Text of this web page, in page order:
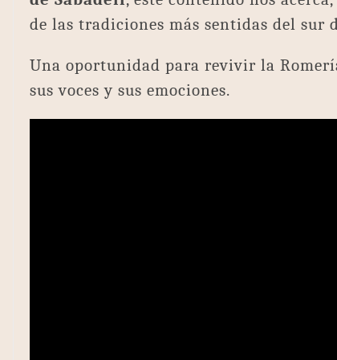
de las tradiciones más sentidas del sur
Una oportunidad para revivir la
sus voces y sus emociones.